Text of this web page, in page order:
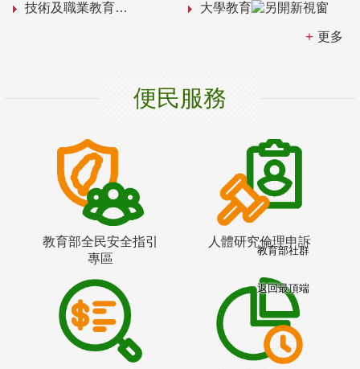
技術及職業教育 大學教育
更多
便民服務
教育部全民安全指引
專區
人體研究倫理申訴
教育部社群
返回最頂端